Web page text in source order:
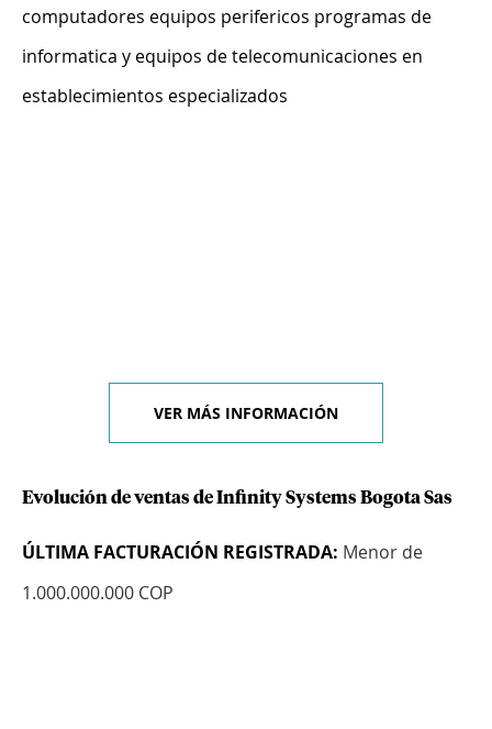
computadores equipos perifericos programas de
informatica y equipos de telecomunicaciones en
establecimientos especializados
VER MÁS INFORMACIÓN
Evolución de ventas de Infinity Systems Bogota Sas
ÚLTIMA FACTURACIÓN REGISTRADA: Menor de
1.000.000.000 COP